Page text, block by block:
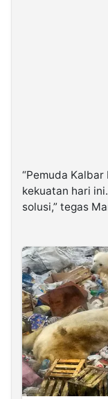
“Pemuda
kekuatan hari
solusi,” tegas